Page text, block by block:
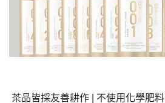
茶品皆採友善耕作 | 不使用化學肥料